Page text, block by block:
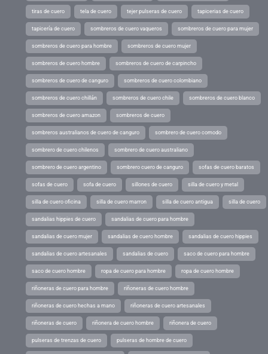
tiras de cuero tela de cuero tejer pulseras de cuero tapicerias de cuero
tapicería de cuero sombreros de cuero vaqueros sombreros de cuero para mujer
sombreros de cuero para hombre sombreros de cuero mujer
sombreros de cuero hombre sombreros de cuero de carpincho
sombreros de cuero de canguro sombreros de cuero colombiano
sombreros de cuero chillán sombreros de cuero chile sombreros de cuero blanco
sombreros de cuero amazon sombreros de cuero
sombreros australianos de cuero de canguro sombrero de cuero comodo
sombrero de cuero chilenos sombrero de cuero australiano
sombrero de cuero argentino sombrero cuero de canguro sofas de cuero baratos
sofas de cuero sofa de cuero sillones de cuero silla de cuero y metal
silla de cuero oficina silla de cuero marron silla de cuero antigua silla de cuero
sandalias hippies de cuero sandalias de cuero para hombre
sandalias de cuero mujer sandalias de cuero hombre sandalias de cuero hippies
sandalias de cuero artesanales sandalias de cuero saco de cuero para hombre
saco de cuero hombre ropa de cuero para hombre ropa de cuero hombre
riñoneras de cuero para hombre riñoneras de cuero hombre
riñoneras de cuero hechas a mano riñoneras de cuero artesanales
riñoneras de cuero riñonera de cuero hombre riñonera de cuero
pulseras de trenzas de cuero pulseras de hombre de cuero